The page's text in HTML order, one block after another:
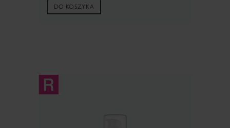
DO KOSZYKA